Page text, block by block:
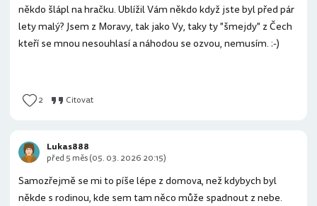
někdo šlápl na hračku. Ublížil Vám někdo když jste byl před pár
lety malý? Jsem z Moravy, tak jako Vy, taky ty "šmejdy" z Čech
kteří se mnou nesouhlasí a náhodou se ozvou, nemusím. :-)
2 Citovat
Samozřejmě se mi to píše lépe z domova, než kdybych byl
někde s rodinou, kde sem tam něco může spadnout z nebe.
Lukas888
před 5 měs (05. 03. 2026 20:15)